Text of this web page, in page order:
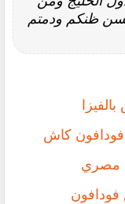
ظنكم ودمتم
فودافون كاش
مصري